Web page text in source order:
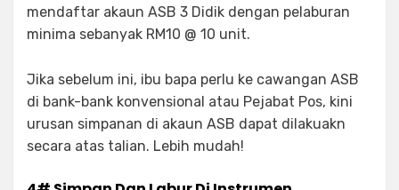
mendaftar akaun ASB 3 Didik dengan pelaburan
minima sebanyak RM10 @ 10 unit.
Jika sebelum ini, ibu bapa perlu ke cawangan ASB
di bank-bank konvensional atau Pejabat Pos, kini
urusan simpanan di akaun ASB dapat dilakuakn
secara atas talian. Lebih mudah!